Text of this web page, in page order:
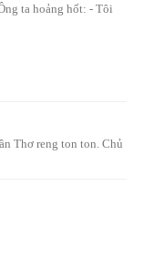
ta hoảng hốt: - Tôi
Thơ reng ton ton. Chủ